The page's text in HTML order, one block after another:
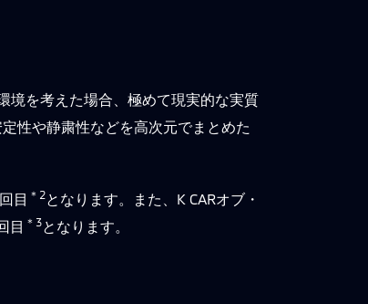
境を考えた場合、極めて現実的な実質
性や静粛性などを高次元でまとめた
目 ＊2 となります。また、K CARオブ・
目 ＊3 となります。